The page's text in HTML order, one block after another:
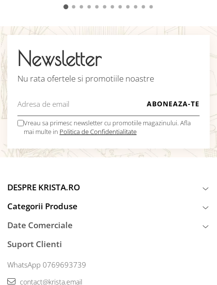
Newsletter
Nu rata ofertele si promotiile noastre
Vreau sa primesc newsletter cu promotiile magazinului. Afla
mai multe in Politica de Confidentialitate
DESPRE KRISTA.RO
Categorii Produse
Date Comerciale
Suport Clienti
WhatsApp 0769693739
contact@krista.email